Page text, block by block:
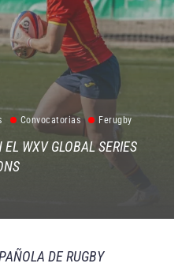
Convocatorias Ferugby
WXV GLOBAL SERIES
DE RUGBY